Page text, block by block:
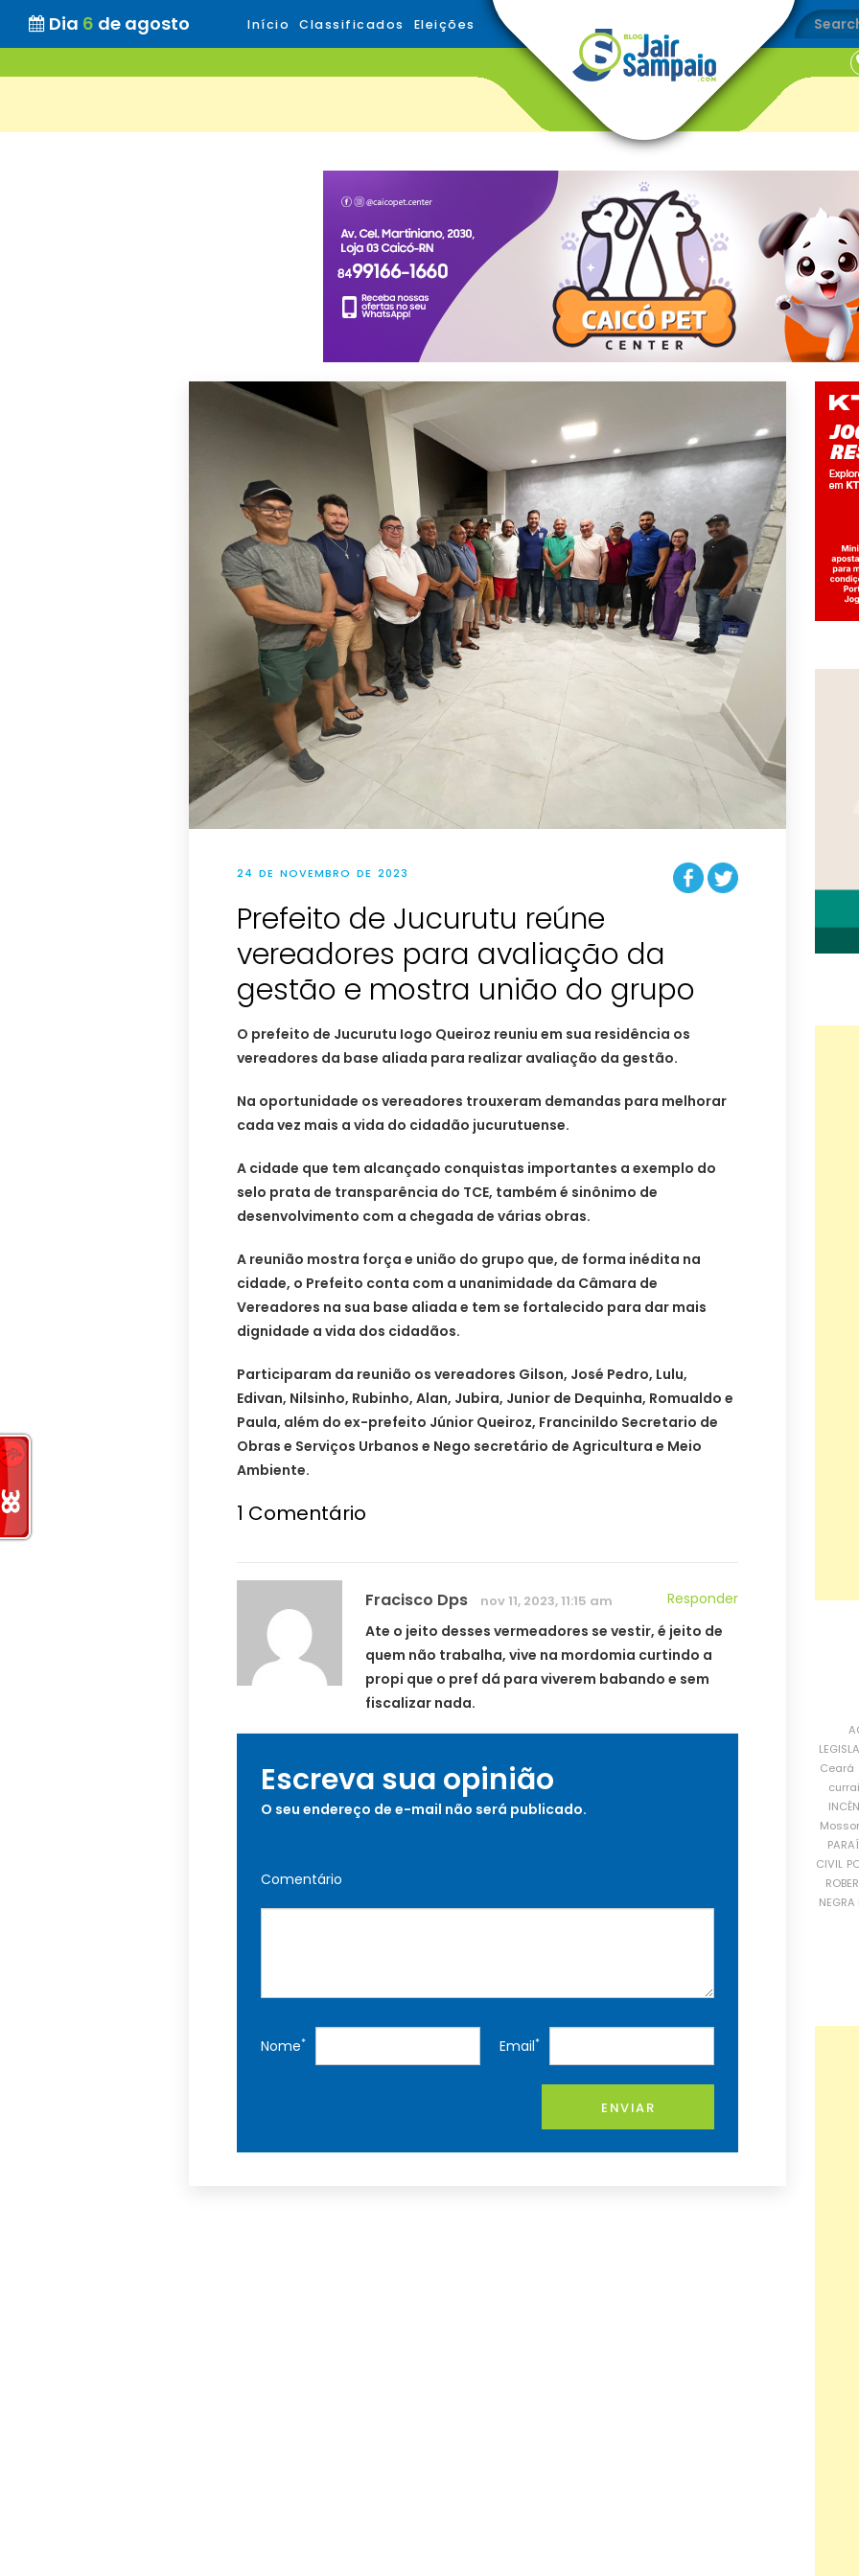
Dia 6 de agosto Início Classificados Eleições
24 DE NOVEMBRO DE 2023
Prefeito de Jucurutu reúne
vereadores para avaliação da
gestão e mostra união do grupo
O prefeito de Jucurutu Iogo Queiroz reuniu em sua residência os
vereadores da base aliada para realizar avaliação da gestão.
Na oportunidade os vereadores trouxeram demandas para melhorar
cada vez mais a vida do cidadão jucurutuense.
A cidade que tem alcançado conquistas importantes a exemplo do
selo prata de transparência do TCE, também é sinônimo de
desenvolvimento com a chegada de várias obras.
A reunião mostra força e união do grupo que, de forma inédita na
cidade, o Prefeito conta com a unanimidade da Câmara de
Vereadores na sua base aliada e tem se fortalecido para dar mais
dignidade a vida dos cidadãos.
Participaram da reunião os vereadores Gilson, José Pedro, Lulu,
Edivan, Nilsinho, Rubinho, Alan, Jubira, Junior de Dequinha, Romualdo e
Paula, além do ex-prefeito Júnior Queiroz, Francinildo Secretario de
Obras e Serviços Urbanos e Nego secretário de Agricultura e Meio
Ambiente.
1 Comentário
Fracisco Dps nov 11, 2023, 11:15 am
Responder
Ate o jeito desses vermeadores se vestir, é jeito de
quem não trabalha, vive na mordomia curtindo a
propi que o pref dá para viverem babando e sem
fiscalizar nada.
Escreva sua opinião
O seu endereço de e-mail não será publicado.
Comentário
Nome* Email*
ENVIAR
Ceará
CIVIL
NEGRA